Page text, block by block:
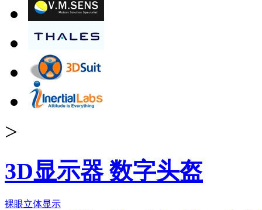
>
3D显示器 数字头盔
裸眼立体显示